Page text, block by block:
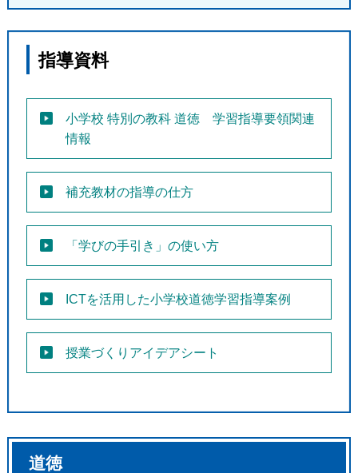
指導資料
小学校 特別の教科 道徳 学習指導要領関連
情報
補充教材の指導の仕方
「学びの手引き」の使い方
ICTを活用した小学校道徳学習指導案例
授業づくりアイデアシート
道徳